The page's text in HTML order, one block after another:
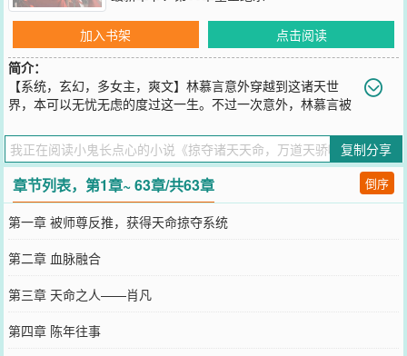
加入书架
点击阅读
简介：
【系统，玄幻，多女主，爽文】林慕言意外穿越到这诸天世
界，本可以无忧无虑的度过这一生。不过一次意外，林慕言被
明白，这个世界拥有十分多的天命之人，为了不成为天命之人成长路
上的垫脚石，他只得与其抗衡，成为世界的主宰。
您要是觉得《 掠夺诸天天命，万道天骄吓哭了
》还不错的话请不要忘
记向您QQ群和微博微信里的朋友推荐哦！
复制分享
章节列表，第1章~ 63章/共63章 倒序
第一章 被师尊反推，获得天命掠夺系统
第二章 血脉融合
第三章 天命之人——肖凡
第四章 陈年往事